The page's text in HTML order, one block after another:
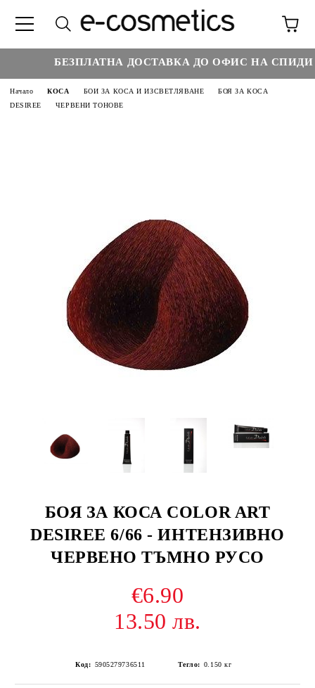
БЕЗПЛАТНА ДОСТАВКА ДО ОФИС НА СПИДИ
Начало КОСА БОИ ЗА КОСА И ИЗСВЕТЛЯВАНЕ
БОЯ ЗА КОСА
DESIREE
ЧЕРВЕНИ ТОНОВЕ
БОЯ ЗА КОСА COLOR ART
DESIREE 6/66 - ИНТЕНЗИВНО
ЧЕРВЕНО ТЪМНО РУСО
€6.90
13.50 лв.
Код: 5905279736511 Тегло: 0.150 кг